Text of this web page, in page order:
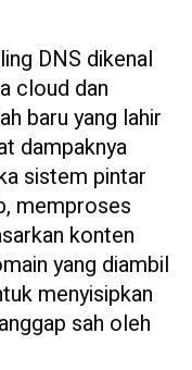
DNS dikenal
cloud dan
baru yang lahir
dampaknya
sistem pintar
memproses
konten
yang diambil
menyisipkan
sah oleh